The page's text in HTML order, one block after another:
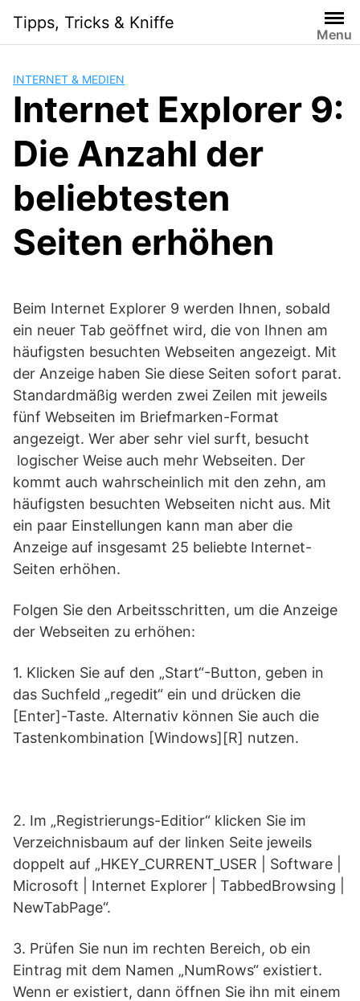
content
Tipps, Tricks & Kniffe
Menu
INTERNET & MEDIEN
Internet Explorer 9:
Die Anzahl der
beliebtesten
Seiten erhöhen
Beim Internet Explorer 9 werden Ihnen, sobald
ein neuer Tab geöffnet wird, die von Ihnen am
häufigsten besuchten Webseiten angezeigt. Mit
der Anzeige haben Sie diese Seiten sofort parat.
Standardmäßig werden zwei Zeilen mit jeweils
fünf Webseiten im Briefmarken-Format
angezeigt. Wer aber sehr viel surft, besucht
logischer Weise auch mehr Webseiten. Der
kommt auch wahrscheinlich mit den zehn, am
häufigsten besuchten Webseiten nicht aus. Mit
ein paar Einstellungen kann man aber die
Anzeige auf insgesamt 25 beliebte Internet-
Seiten erhöhen.
Folgen Sie den Arbeitsschritten, um die Anzeige
der Webseiten zu erhöhen:
1. Klicken Sie auf den „Start“-Button, geben in
das Suchfeld „regedit“ ein und drücken die
[Enter]-Taste. Alternativ können Sie auch die
Tastenkombination [Windows][R] nutzen.
2. Im „Registrierungs-Editior“ klicken Sie im
Verzeichnisbaum auf der linken Seite jeweils
doppelt auf „HKEY_CURRENT_USER | Software |
Microsoft | Internet Explorer | TabbedBrowsing |
NewTabPage“.
3. Prüfen Sie nun im rechten Bereich, ob ein
Eintrag mit dem Namen „NumRows“ existiert.
Wenn er existiert, dann öffnen Sie ihn mit einem